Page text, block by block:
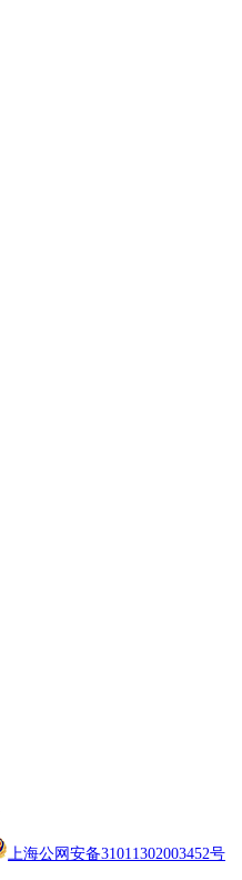
上海公网安备31011302003452号